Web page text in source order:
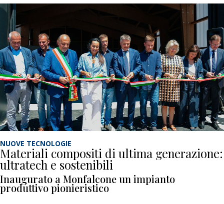
NUOVE TECNOLOGIE
Materiali compositi di ultima generazione:
ultratech e sostenibili
Inaugurato a Monfalcone un impianto
produttivo pionieristico